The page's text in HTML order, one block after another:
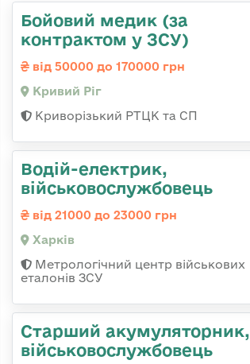
Бойовий медик (за
контрактом у ЗСУ)
від 50000 до 170000 грн
Кривий Ріг
Криворізький РТЦК та СП
Водій-електрик,
військовослужбовець
від 21000 до 23000 грн
Харків
Метрологічний центр військових
еталонів ЗСУ
Старший акумуляторник,
військовослужбовець